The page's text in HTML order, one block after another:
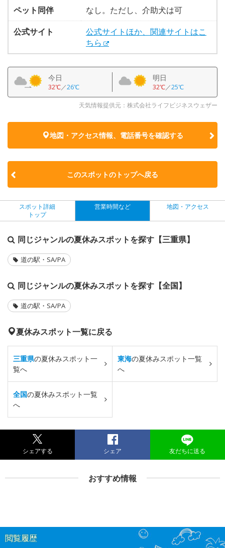
ペット同伴
なし。ただし、介助犬は可
公式サイト
公式サイトほか、関連サイトはこ
ちら
今日
32℃／26℃
明日
32℃／25℃
天気情報提供元：株式会社ライフビジネスウェザー
地図・アクセス情報、電話番号を確認する
このスポットのトップへ戻る
スポット詳細
トップ
営業時間など 地図・アクセス
同じジャンルの夏休みスポットを探す【三重県】
道の駅・SA/PA
同じジャンルの夏休みスポットを探す【全国】
道の駅・SA/PA
夏休みスポット一覧に戻る
三重県の夏休みスポット一
覧へ
東海の夏休みスポット一覧
へ
全国の夏休みスポット一覧
へ
シェアする シェア 友だちに送る
おすすめ情報
閲覧履歴